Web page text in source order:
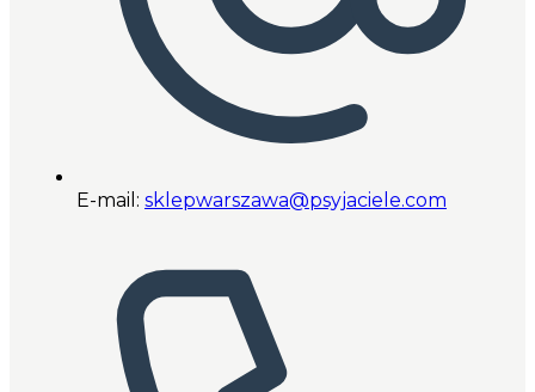
E-mail: sklepwarszawa@psyjaciele.com